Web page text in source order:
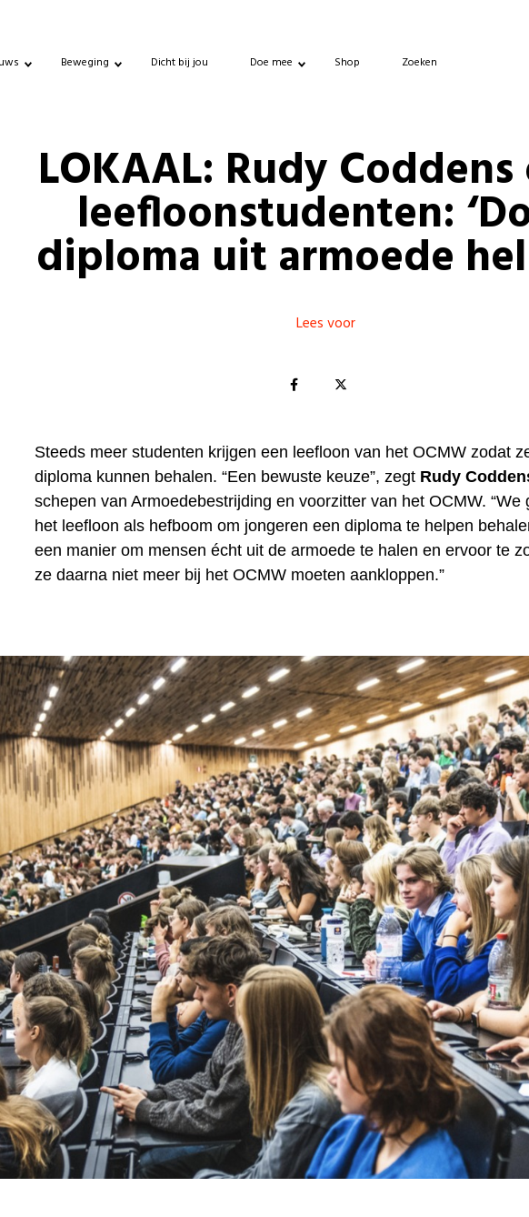
Beweging Dicht bij jou Doe mee Shop Zoeken
LOKAAL: Rudy
leefloonstudenten:
diploma uit armoede
Lees voor
Steeds meer studenten krijgen een leefloon van het OCMW zodat
diploma kunnen behalen. “Een bewuste keuze”, zegt Rudy
schepen van Armoedebestrijding en voorzitter van het OCMW. “We
het leefloon als hefboom om jongeren een diploma te helpen
een manier om mensen écht uit de armoede te halen en ervoor te
ze daarna niet meer bij het OCMW moeten aankloppen.”